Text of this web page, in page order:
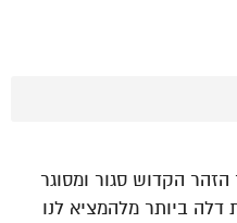
הקדוש סגור ומסוגר
ביותר מלהמציא לנו